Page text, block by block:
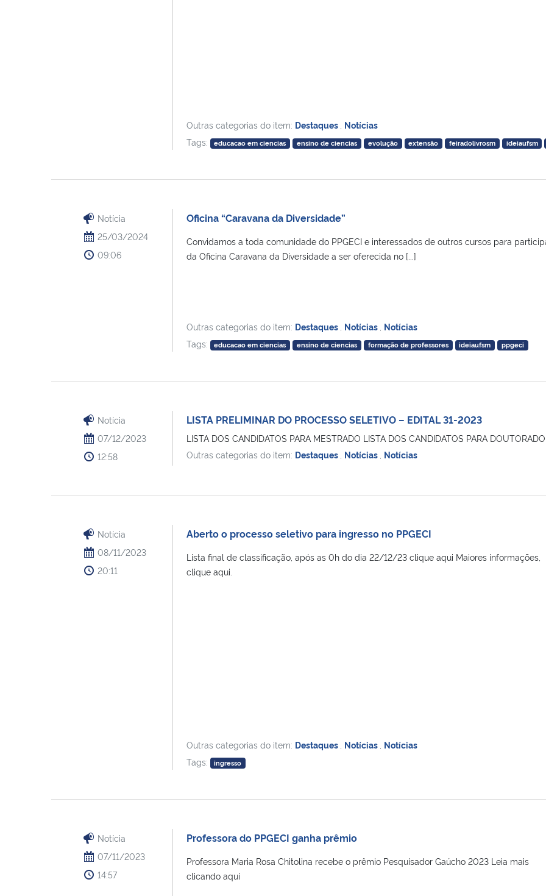
Outras categorias do item: Destaques Notícias
Tags:
educacao em ciencias ensino de ciencias evolução extensão feiradolivrosm ideiaufsm
Notícia
25/03/2024
09:06
Oficina “Caravana da Diversidade”
Convidamos a toda comunidade do PPGECI e interessados de outros cursos para
da Oficina Caravana da Diversidade a ser oferecida no [...]
Outras categorias do item: Destaques Notícias Notícias
Tags:
educacao em ciencias ensino de ciencias formação de professores ideiaufsm ppgeci
Notícia
07/12/2023
12:58
LISTA PRELIMINAR DO PROCESSO SELETIVO – EDITAL 31-2023
LISTA DOS CANDIDATOS PARA MESTRADO LISTA DOS CANDIDATOS PARA DOUTORADO
Outras categorias do item: Destaques Notícias Notícias
Notícia
08/11/2023
20:11
Aberto o processo seletivo para ingresso no PPGECI
Lista final de classificação, após as 0h do dia 22/12/23 clique aqui Maiores informações,
clique aqui.
Outras categorias do item: Destaques Notícias Notícias
Tags:
ingresso
Notícia
07/11/2023
14:57
Professora do PPGECI ganha prêmio
Professora Maria Rosa Chitolina recebe o prêmio Pesquisador Gaúcho 2023 Leia mais
clicando aqui